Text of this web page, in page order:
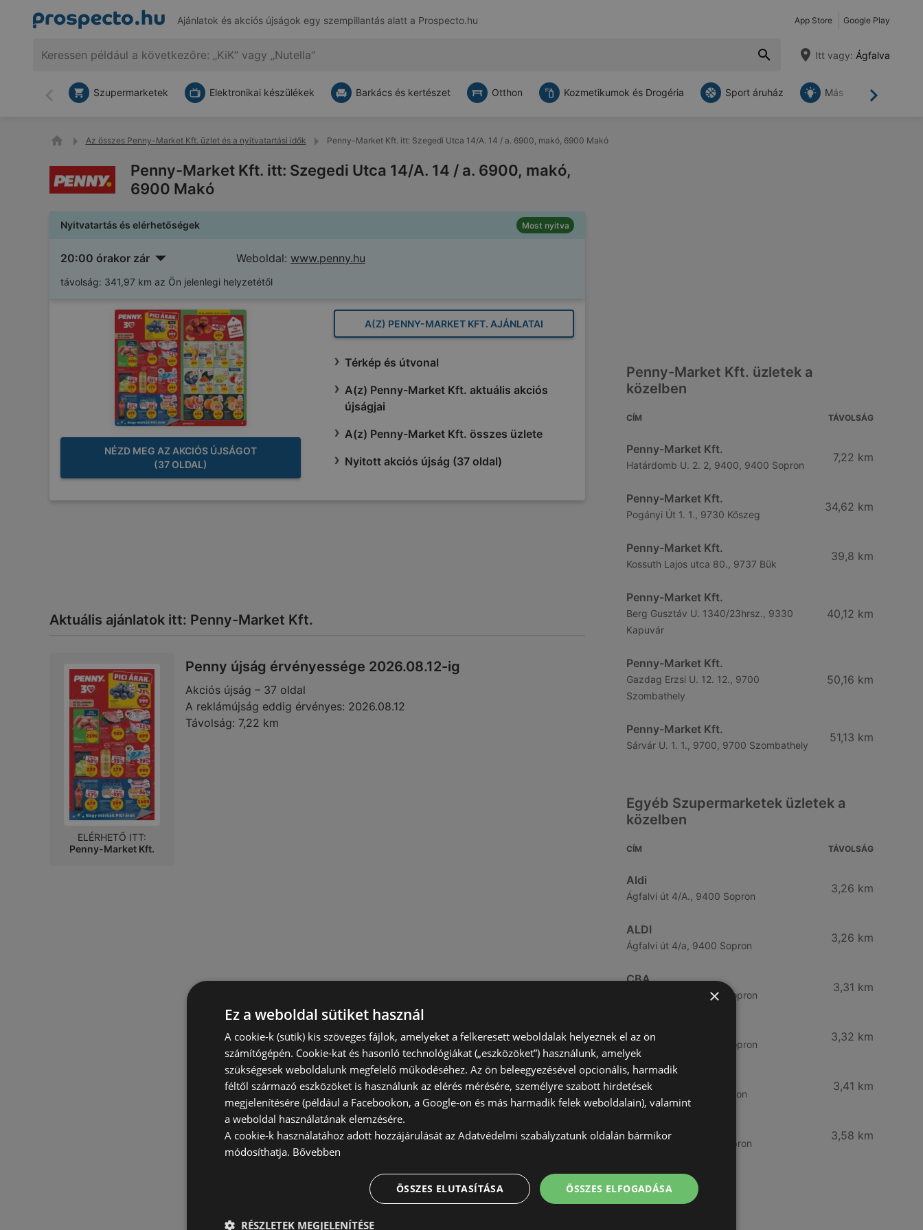
Ajánlatok és akciós újságok egy szempillantás alatt a Prospecto.hu App Store Google Play
Itt vagy: Ágfalva
Vissza Tovább
Szupermarketek Elektronikai készülékek Barkács és kertészet Otthon Kozmetikumok és Drogéria Sport áruház Más
Az összes Penny-Market Kft. üzlet és a nyitvatartási idők Penny-Market Kft. itt: Szegedi Utca 14/A. 14 / a. 6900, makó, 6900 Makó
Penny-Market Kft. itt: Szegedi Utca 14/A. 14 / a. 6900, makó,
6900 Makó
Nyitvatartás és elérhetőségek Most nyitva
20:00 órakor zár Weboldal: www.penny.hu
távolság: 341,97 km az Ön jelenlegi helyzetétől
NÉZD MEG AZ AKCIÓS ÚJSÁGOT
(37 OLDAL)
A(Z) PENNY-MARKET KFT. AJÁNLATAI
Térkép és útvonal
A(z) Penny-Market Kft. aktuális akciós
újságjai
A(z) Penny-Market Kft. összes üzlete
Nyitott akciós újság (37 oldal)
Aktuális ajánlatok itt: Penny-Market Kft.
Penny újság érvényessége 2026.08.12-ig
Akciós újság – 37 oldal
A reklámújság eddig érvényes: 2026.08.12
Távolság: 7,22 km
ELÉRHETŐ ITT:
Penny-Market Kft.
Penny-Market Kft. üzletek a
közelben
CÍM TÁVOLSÁG
Penny-Market Kft.
Határdomb U. 2. 2, 9400, 9400 Sopron
7,22 km
Penny-Market Kft.
Pogányi Út 1. 1., 9730 Kőszeg
34,62 km
Penny-Market Kft.
Kossuth Lajos utca 80., 9737 Bük
39,8 km
Penny-Market Kft.
Berg Gusztáv U. 1340/23hrsz., 9330
Kapuvár
40,12 km
Penny-Market Kft.
Gazdag Erzsi U. 12. 12., 9700
Szombathely
50,16 km
Penny-Market Kft.
Sárvár U. 1. 1., 9700, 9700 Szombathely
51,13 km
Egyéb Szupermarketek üzletek a
közelben
CÍM TÁVOLSÁG
Aldi
Ágfalvi út 4/A., 9400 Sopron
3,26 km
ALDI
Ágfalvi út 4/a, 9400 Sopron
3,26 km
CBA
Somfalvi u. 14., 9400 Sopron
3,31 km
Besenyő u. 16., 9400 Sopron
3,32 km
Reál
Ibolya út 15., 9400 Sopron
3,41 km
Bánfalvi u. 14, 9400 Sopron
3,58 km
További linkek
×
Ez a weboldal sütiket használ
A cookie-k (sütik) kis szöveges fájlok, amelyeket a felkeresett weboldalak helyeznek el az ön
számítógépén. Cookie-kat és hasonló technológiákat („eszközöket”) használunk, amelyek
szükségesek weboldalunk megfelelő működéséhez. Az ön beleegyezésével opcionális, harmadik
féltől származó eszközöket is használunk az elérés mérésére, személyre szabott hirdetések
megjelenítésére (például a Facebookon, a Google-on és más harmadik felek weboldalain), valamint
a weboldal használatának elemzésére.
A cookie-k használatához adott hozzájárulását az Adatvédelmi szabályzatunk oldalán bármikor
módosíthatja. Bővebben
ÖSSZES ELFOGADÁSA
ÖSSZES ELUTASÍTÁSA
RÉSZLETEK MEGJELENÍTÉSE